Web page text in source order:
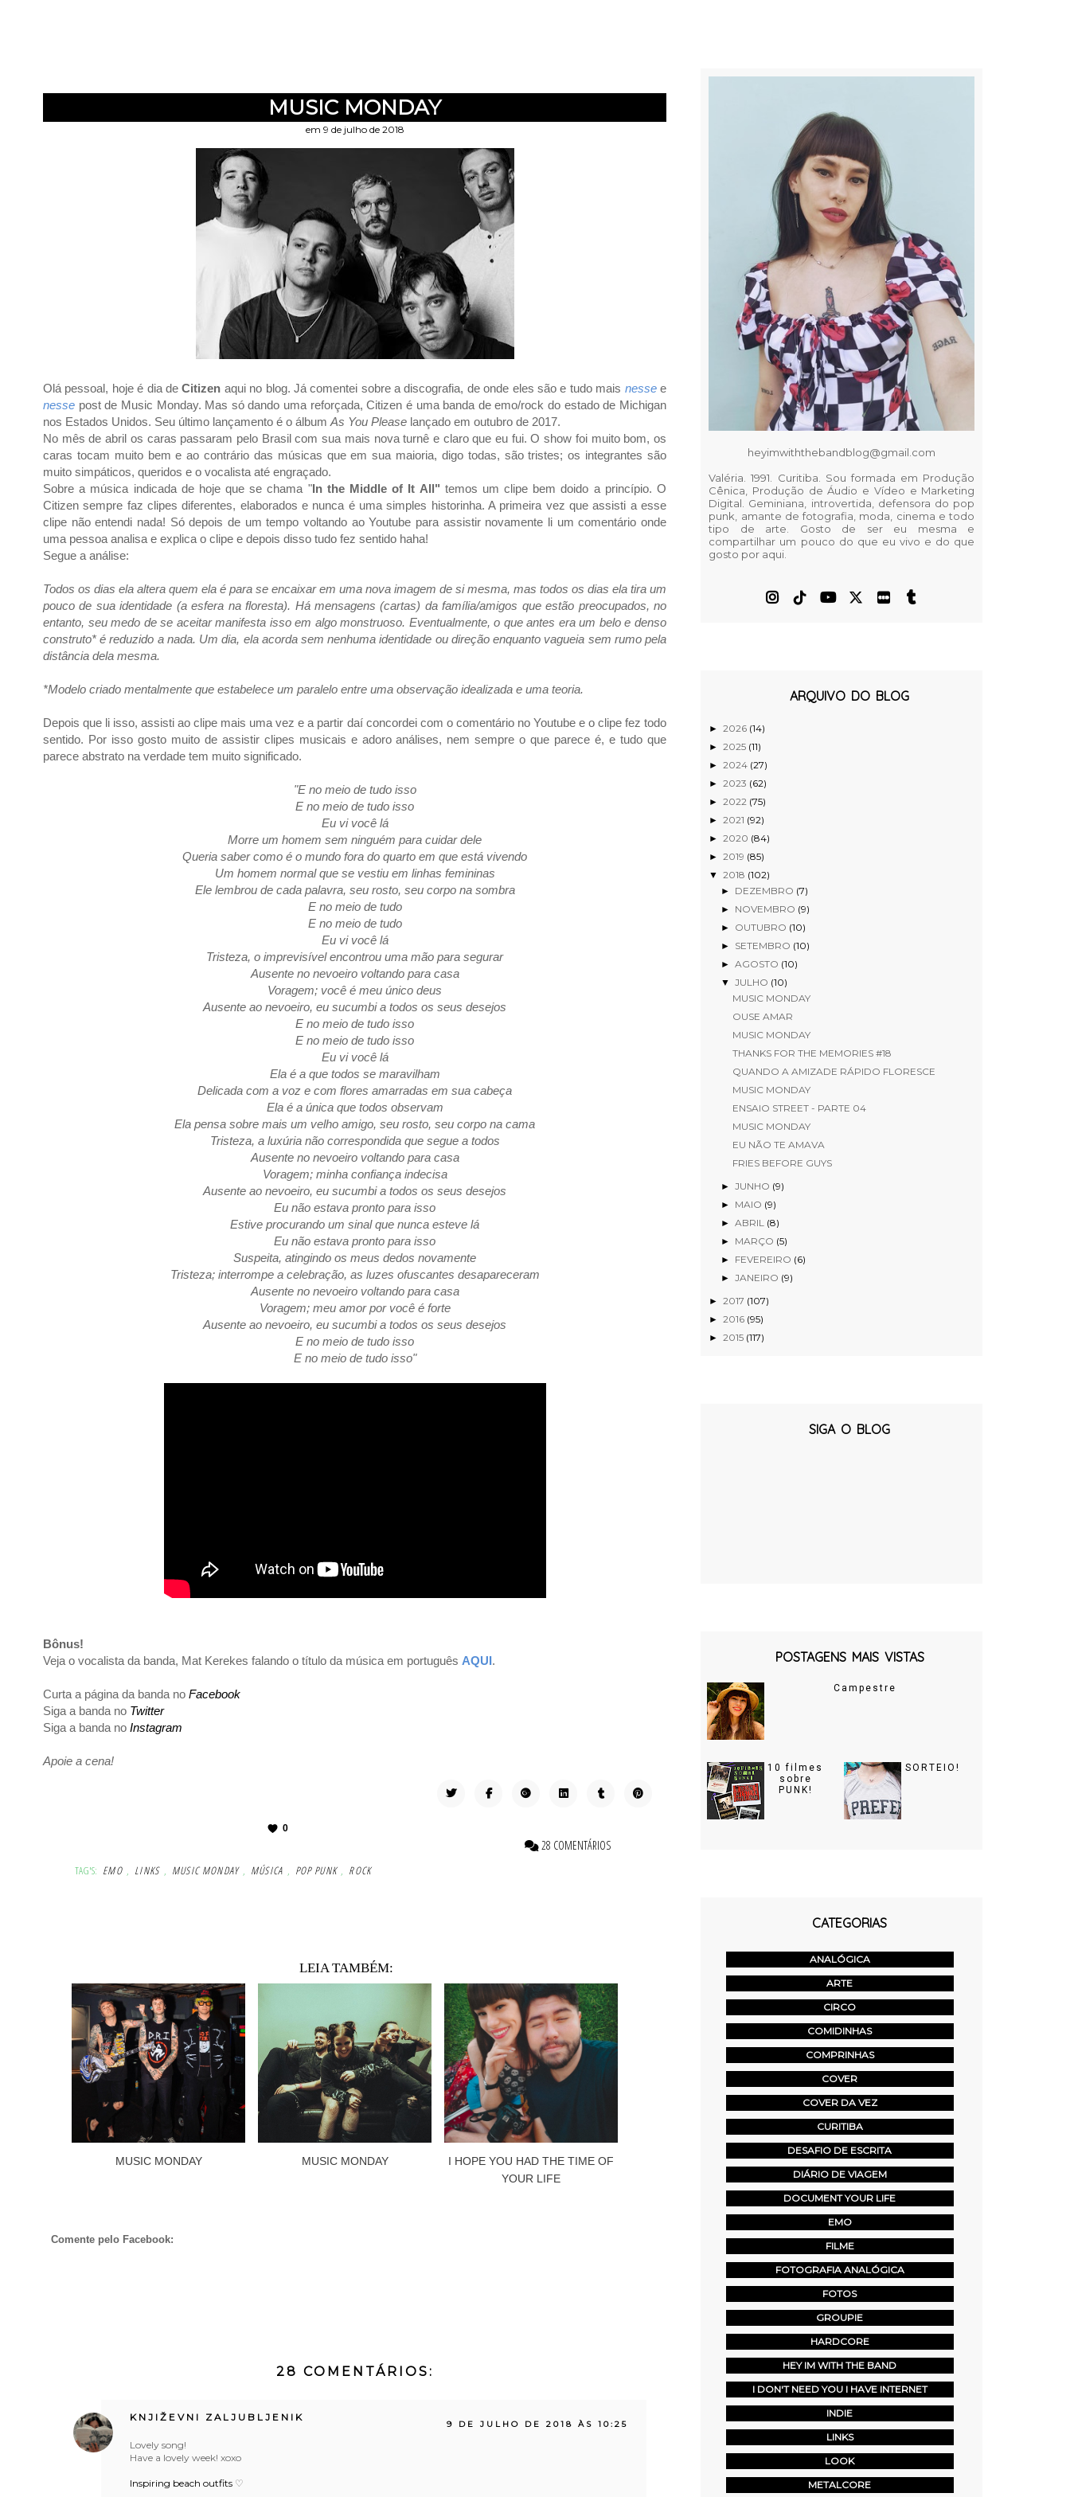
MUSIC MONDAY
em 9 de julho de 2018
Olá pessoal, hoje é dia deCitizen aqui no blog. Já comentei sobre a discografia, de onde eles são e tudo mais nesse e
nesse post de Music Monday. Mas só dando uma reforçada, Citizen é uma banda de emo/rock do estado de Michigan
nos Estados Unidos. Seu último lançamento é o álbum As You Please lançado em outubro de 2017.
No mês de abril os caras passaram pelo Brasil com sua mais nova turnê e claro que eu fui. O show foi muito bom, os
caras tocam muito bem e ao contrário das músicas que em sua maioria, digo todas, são tristes; os integrantes são
muito simpáticos, queridos e o vocalista até engraçado.
Sobre a música indicada de hoje que se chama "In the Middle of It All" temos um clipe bem doido a princípio. O
Citizen sempre faz clipes diferentes, elaborados e nunca é uma simples historinha. A primeira vez que assisti a esse
clipe não entendi nada! Só depois de um tempo voltando ao Youtube para assistir novamente li um comentário onde
uma pessoa analisa e explica o clipe e depois disso tudo fez sentido haha!
Segue a análise:
Todos os dias ela altera quem ela é para se encaixar em uma nova imagem de si mesma, mas todos os dias ela tira um
pouco de sua identidade (a esfera na floresta). Há mensagens (cartas) da família/amigos que estão preocupados, no
entanto, seu medo de se aceitar manifesta isso em algo monstruoso. Eventualmente, o que antes era um belo e denso
construto* é reduzido a nada. Um dia, ela acorda sem nenhuma identidade ou direção enquanto vagueia sem rumo pela
distância dela mesma.
*Modelo criado mentalmente que estabelece um paralelo entre uma observação idealizada e uma teoria.
Depois que li isso, assisti ao clipe mais uma vez e a partir daí concordei com o comentário no Youtube e o clipe fez todo
sentido. Por isso gosto muito de assistir clipes musicais e adoro análises, nem sempre o que parece é, e tudo que
parece abstrato na verdade tem muito significado.
"E no meio de tudo isso
E no meio de tudo isso
Eu vi você lá
Morre um homem sem ninguém para cuidar dele
Queria saber como é o mundo fora do quarto em que está vivendo
Um homem normal que se vestiu em linhas femininas
Ele lembrou de cada palavra, seu rosto, seu corpo na sombra
E no meio de tudo
E no meio de tudo
Eu vi você lá
Tristeza, o imprevisível encontrou uma mão para segurar
Ausente no nevoeiro voltando para casa
Voragem; você é meu único deus
Ausente ao nevoeiro, eu sucumbi a todos os seus desejos
E no meio de tudo isso
E no meio de tudo isso
Eu vi você lá
Ela é a que todos se maravilham
Delicada com a voz e com flores amarradas em sua cabeça
Ela é a única que todos observam
Ela pensa sobre mais um velho amigo, seu rosto, seu corpo na cama
Tristeza, a luxúria não correspondida que segue a todos
Ausente no nevoeiro voltando para casa
Voragem; minha confiança indecisa
Ausente ao nevoeiro, eu sucumbi a todos os seus desejos
Eu não estava pronto para isso
Estive procurando um sinal que nunca esteve lá
Eu não estava pronto para isso
Suspeita, atingindo os meus dedos novamente
Tristeza; interrompe a celebração, as luzes ofuscantes desapareceram
Ausente no nevoeiro voltando para casa
Voragem; meu amor por você é forte
Ausente ao nevoeiro, eu sucumbi a todos os seus desejos
E no meio de tudo isso
E no meio de tudo isso"
Bônus!
Veja o vocalista da banda, Mat Kerekes falando o título da música em português AQUI.
Curta a página da banda no Facebook
Siga a banda no Twitter
Siga a banda no Instagram
Apoie a cena!
28 COMENTÁRIOS
0
TAG'S: EMO , LINKS , MUSIC MONDAY , MÚSICA , POP PUNK , ROCK
LEIA TAMBÉM:
MUSIC MONDAY MUSIC MONDAY
I HOPE YOU HAD THE TIME OF
YOUR LIFE
Comente pelo Facebook:
28 COMENTÁRIOS:
KNJIŽEVNI ZALJUBLJENIK
9 DE JULHO DE 2018 ÀS 10:25
Lovely song!
Have a lovely week! xoxo
Inspiring beach outfits ♡
heyimwiththebandblog@gmail.com
Valéria. 1991. Curitiba. Sou formada em Produção
Cênica, Produção de Áudio e Vídeo e Marketing
Digital. Geminiana, introvertida, defensora do pop
punk, amante de fotografia, moda, cinema e todo
tipo de arte. Gosto de ser eu mesma e
compartilhar um pouco do que eu vivo e do que
gosto por aqui.
ARQUIVO DO BLOG
►2026 (14)
►2025 (11)
►2024 (27)
►2023 (62)
►2022 (75)
►2021 (92)
►2020 (84)
►2019 (85)
▼2018 (102)
► DEZEMBRO (7)
► NOVEMBRO (9)
► OUTUBRO (10)
► SETEMBRO (10)
► AGOSTO (10)
▼ JULHO (10)
MUSIC MONDAY
OUSE AMAR
MUSIC MONDAY
THANKS FOR THE MEMORIES #18
QUANDO A AMIZADE RÁPIDO FLORESCE
MUSIC MONDAY
ENSAIO STREET - PARTE 04
MUSIC MONDAY
EU NÃO TE AMAVA
FRIES BEFORE GUYS
► JUNHO (9)
► MAIO (9)
► ABRIL (8)
► MARÇO (5)
► FEVEREIRO (6)
► JANEIRO (9)
►2017 (107)
►2016 (95)
►2015 (117)
SIGA O BLOG
POSTAGENS MAIS VISTAS
Campestre
10 filmes
sobre
PUNK!
SORTEIO!
CATEGORIAS
ANALÓGICA
ARTE
CIRCO
COMIDINHAS
COMPRINHAS
COVER
COVER DA VEZ
CURITIBA
DESAFIO DE ESCRITA
DIÁRIO DE VIAGEM
DOCUMENT YOUR LIFE
EMO
FILME
FOTOGRAFIA ANALÓGICA
FOTOS
GROUPIE
HARDCORE
HEY IM WITH THE BAND
I DON'T NEED YOU I HAVE INTERNET
INDIE
LINKS
LOOK
METALCORE